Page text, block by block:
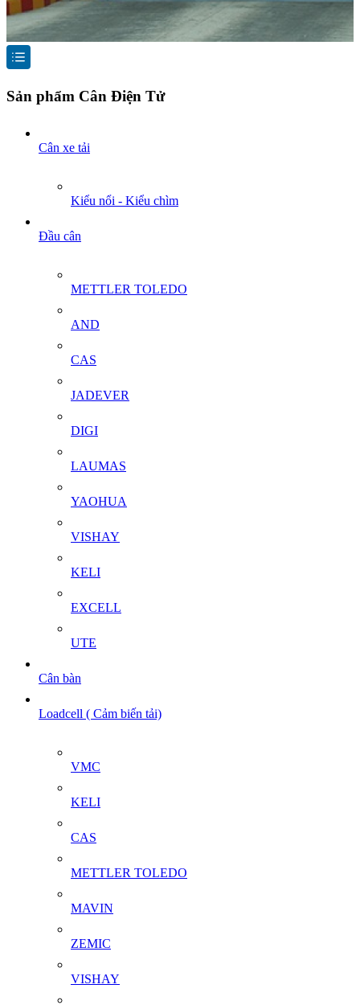
Sản phẩm Cân Điện Tử
Cân xe tải
Kiểu nổi - Kiểu chìm
Đầu cân
METTLER TOLEDO
AND
CAS
JADEVER
DIGI
LAUMAS
YAOHUA
VISHAY
KELI
EXCELL
UTE
Cân bàn
Loadcell ( Cảm biến tải)
VMC
KELI
CAS
METTLER TOLEDO
MAVIN
ZEMIC
VISHAY